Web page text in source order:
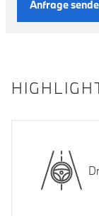
Anfrage